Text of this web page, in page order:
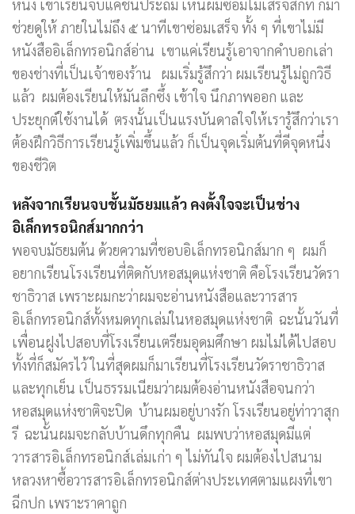
หนึ่ง เขาเรียนจบแค่ชั้นประถม เห็นผมซ่อมไม่เสร็จสักที ก็มา
ช่วยดูให้ ภายในไม่ถึง ๕ นาทีเขาซ่อมเสร็จ ทั้ง ๆ ที่เขาไม่มี
หนังสืออิเล็กทรอนิกส์อ่าน เขาแค่เรียนรู้เอาจากคำบอกเล่า
ของช่างที่เป็นเจ้าของร้าน ผมเริ่มรู้สึกว่า ผมเรียนรู้ไม่ถูกวิธี
แล้ว ผมต้องเรียนให้มันลึกซึ้ง เข้าใจ นึกภาพออก และ
ประยุกต์ใช้งานได้ ตรงนั้นเป็นแรงบันดาลใจให้เรารู้สึกว่าเรา
ต้องฝึกวิธีการเรียนรู้เพิ่มขึ้นแล้ว ก็เป็นจุดเริ่มต้นที่ดีจุดหนึ่ง
ของชีวิต
หลังจากเรียนจบชั้นมัธยมแล้ว คงตั้งใจจะเป็นช่าง
อิเล็กทรอนิกส์มากกว่า
พอจบมัธยมต้น ด้วยความที่ชอบอิเล็กทรอนิกส์มาก ๆ ผมก็
อยากเรียนโรงเรียนที่ติดกับหอสมุดแห่งชาติ คือโรงเรียนวัดรา
ชาธิวาส เพราะผมกะว่าผมจะอ่านหนังสือและวารสาร
อิเล็กทรอนิกส์ทั้งหมดทุกเล่มในหอสมุดแห่งชาติ ฉะนั้นวันที่
เพื่อนฝูงไปสอบที่โรงเรียนเตรียมอุดมศึกษา ผมไม่ได้ไปสอบ
ทั้งที่ก็สมัครไว้ ในที่สุดผมก็มาเรียนที่โรงเรียนวัดราชาธิวาส
และทุกเย็น เป็นธรรมเนียมว่าผมต้องอ่านหนังสือจนกว่า
หอสมุดแห่งชาติจะปิด บ้านผมอยู่บางรัก โรงเรียนอยู่ท่าวาสุก
รี ฉะนั้นผมจะกลับบ้านดึกทุกคืน ผมพบว่าหอสมุดมีแต่
วารสารอิเล็กทรอนิกส์เล่มเก่า ๆ ไม่ทันใจ ผมต้องไปสนาม
หลวงหาซื้อวารสารอิเล็กทรอนิกส์ต่างประเทศตามแผงที่เขา
ฉีกปก เพราะราคาถูก